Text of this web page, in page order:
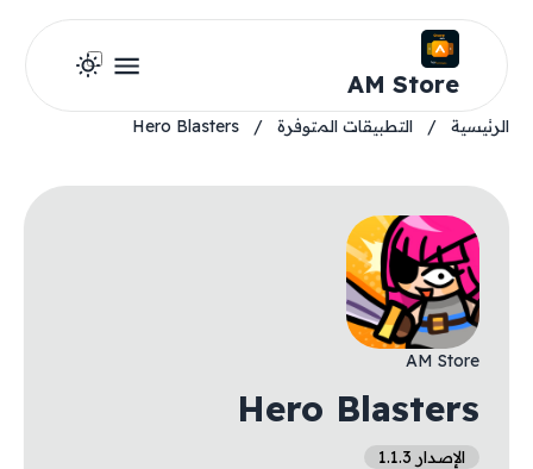
AM Store
الرئيسية / التطبيقات المتوفرة /
Hero Blasters
AM Store
Hero Blasters
الإصدار 1.1.3